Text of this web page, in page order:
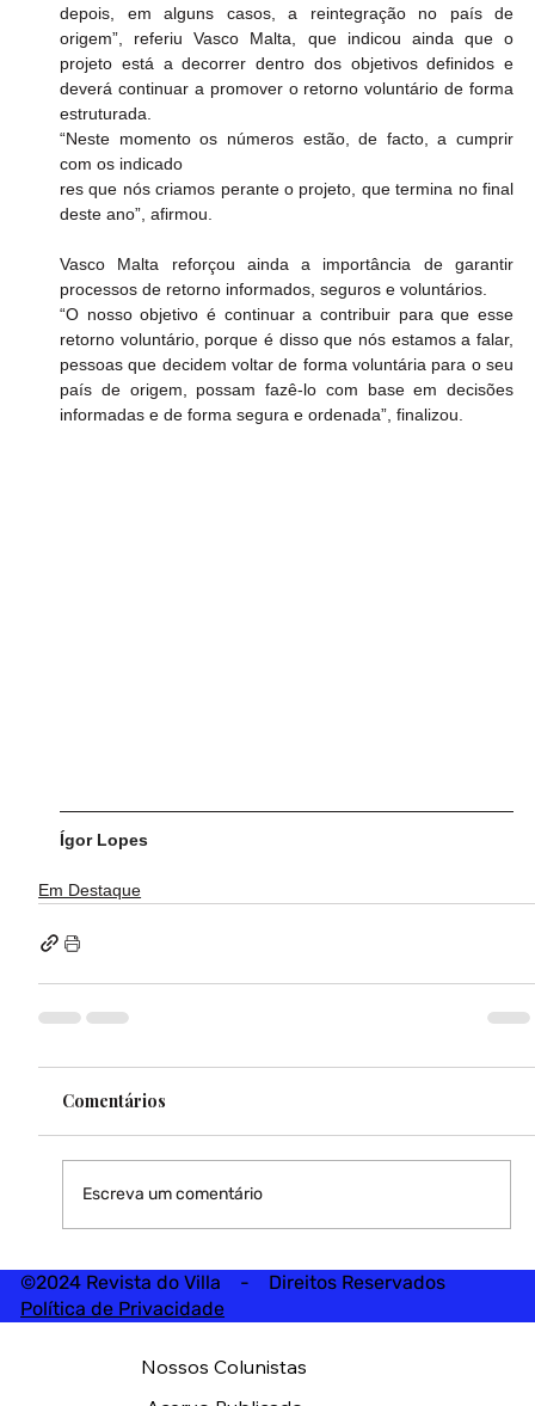
depois, em alguns casos, a reintegração no país de
origem”, referiu Vasco Malta, que indicou ainda que o
projeto está a decorrer dentro dos objetivos definidos e
deverá continuar a promover o retorno voluntário de forma
estruturada.
“Neste momento os números estão, de facto, a cumprir
com os indicado
res que nós criamos perante o projeto, que termina no final
deste ano”, afirmou.
Vasco Malta reforçou ainda a importância de garantir
processos de retorno informados, seguros e voluntários.
“O nosso objetivo é continuar a contribuir para que esse
retorno voluntário, porque é disso que nós estamos a falar,
pessoas que decidem voltar de forma voluntária para o seu
país de origem, possam fazê-lo com base em decisões
informadas e de forma segura e ordenada”, finalizou.
Ígor Lopes
Em Destaque
Comentários
Escreva um comentário
©2024 Revista do Villa - Direitos Reservados
Política de Privacidade
Nossos Colunistas